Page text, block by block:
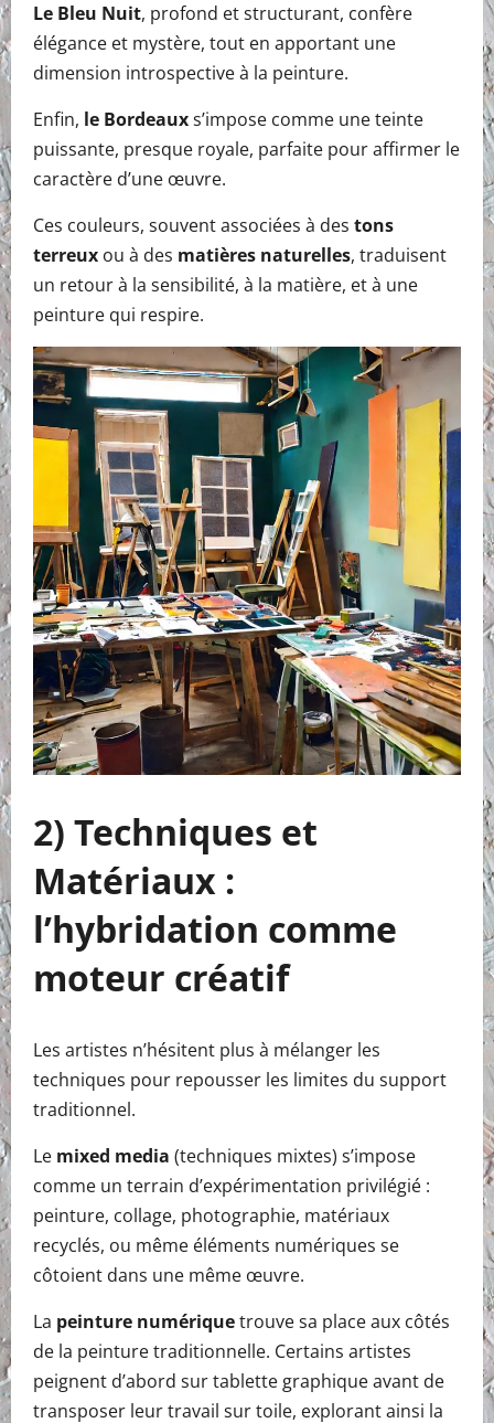
Le Bleu Nuit, profond et structurant, confère
élégance et mystère, tout en apportant une
dimension introspective à la peinture.
Enfin, le Bordeauxs’impose comme une teinte
puissante, presque royale, parfaite pour affirmer le
caractère d’une œuvre.
Ces couleurs, souvent associées à des tons
terreux ou à des matières naturelles, traduisent
un retour à la sensibilité, à la matière, et à une
peinture qui respire.
2) Techniques et
Matériaux :
l’hybridation comme
moteur créatif
Les artistes n’hésitent plus à mélanger les
techniques pour repousser les limites du support
traditionnel.
Le mixed media (techniques mixtes) s’impose
comme un terrain d’expérimentation privilégié :
peinture, collage, photographie, matériaux
recyclés, ou même éléments numériques se
côtoient dans une même œuvre.
La peinture numériquetrouve sa place aux côtés
de la peinture traditionnelle. Certains artistes
peignent d’abord sur tablette graphique avant de
transposer leur travail sur toile, explorant ainsi la